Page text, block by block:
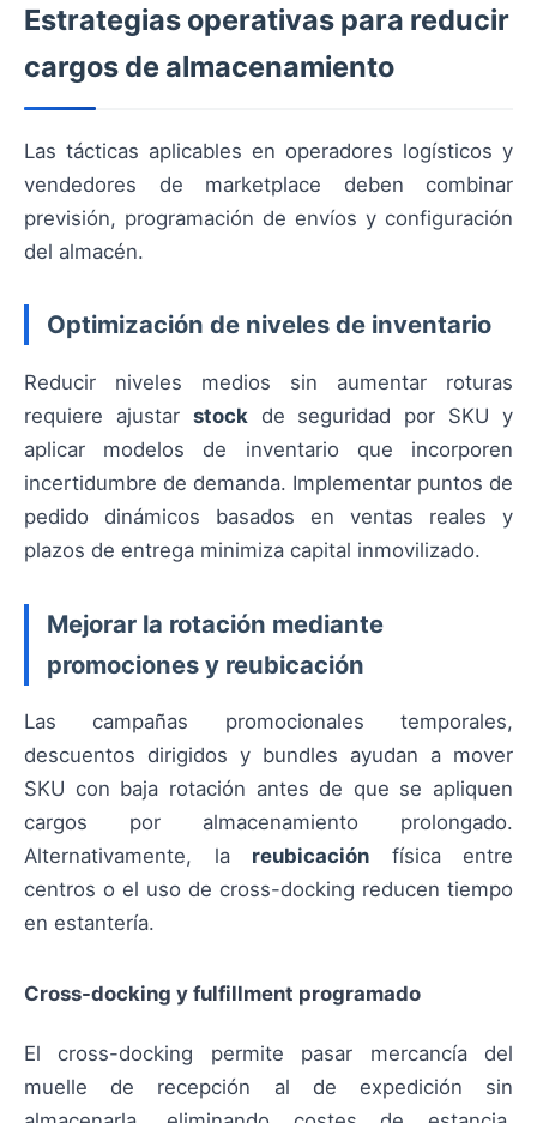
Estrategias operativas para reducir
cargos de almacenamiento
Las tácticas aplicables en operadores logísticos y
vendedores de marketplace deben combinar
previsión, programación de envíos y configuración
del almacén.
Optimización de niveles de inventario
Reducir niveles medios sin aumentar roturas
requiere ajustar stockde seguridad por SKU y
aplicar modelos de inventario que incorporen
incertidumbre de demanda. Implementar puntos de
pedido dinámicos basados en ventas reales y
plazos de entrega minimiza capital inmovilizado.
Mejorar la rotación mediante
promociones y reubicación
Las campañas promocionales temporales,
descuentos dirigidos y bundles ayudan a mover
SKU con baja rotación antes de que se apliquen
cargos por almacenamiento prolongado.
Alternativamente, la reubicación física entre
centros o el uso de cross-docking reducen tiempo
en estantería.
Cross-docking y fulfillment programado
El cross-docking permite pasar mercancía del
muelle de recepción al de expedición sin